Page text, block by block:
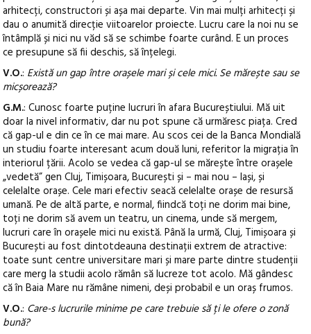
arhitecți, constructori și așa mai departe. Vin mai mulți arhitecți și
dau o anumită direcție viitoarelor proiecte. Lucru care la noi nu se
întâmplă și nici nu văd să se schimbe foarte curând. E un proces
ce presupune să fii deschis, să înțelegi.
V.O.: Există un gap între orașele mari și cele mici. Se mărește sau se
micșorează?
G.M.: Cunosc foarte puține lucruri în afara Bucureștiului. Mă uit
doar la nivel informativ, dar nu pot spune că urmăresc piața. Cred
că gap-ul e din ce în ce mai mare. Au scos cei de la Banca Mondială
un studiu foarte interesant acum două luni, referitor la migrația în
interiorul țării. Acolo se vedea că gap-ul se mărește între orașele
„vedetă” gen Cluj, Timișoara, București și – mai nou – Iași, și
celelalte orașe. Cele mari efectiv seacă celelalte orașe de resursă
umană. Pe de altă parte, e normal, fiindcă toți ne dorim mai bine,
toți ne dorim să avem un teatru, un cinema, unde să mergem,
lucruri care în orașele mici nu există. Până la urmă, Cluj, Timișoara și
București au fost dintotdeauna destinații extrem de atractive:
toate sunt centre universitare mari și mare parte dintre studenții
care merg la studii acolo rămân să lucreze tot acolo. Mă gândesc
că în Baia Mare nu rămâne nimeni, deși probabil e un oraș frumos.
V.O.: Care-s lucrurile minime pe care trebuie să ți le ofere o zonă
bună?